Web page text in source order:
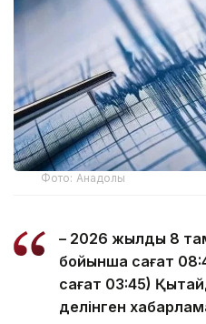
Фото: Анадолы
– 2026 жылдың 8
бойынша сағат
сағат 03:45)
делінген